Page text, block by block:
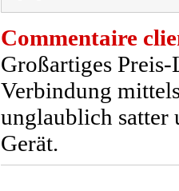
Commentaire
Großartiges
Verbindung
unglaublich satter
Gerät.